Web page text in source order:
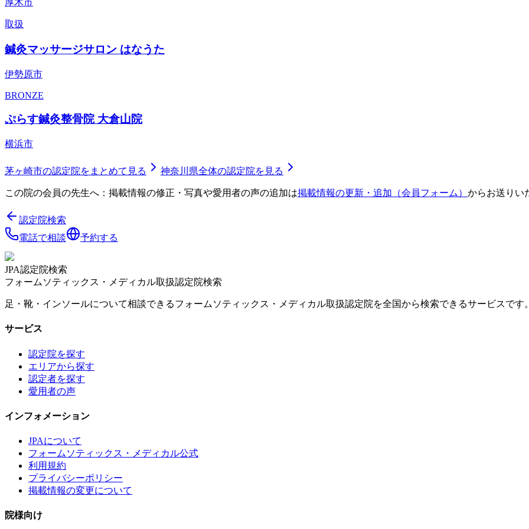
厚木市
取扱
鍼灸マッサージサロン はなうた
伊勢原市
BRONZE
ぷらす鍼灸整骨院 大倉山院
横浜市
茅ヶ崎市の認定院をまとめて見る 神奈川県全体の認定院を見る
この院の会員の先生へ：掲載情報の修正・写真や愛用者の声の追加は掲載情報の更新・追加（会員フォーム） からお送りい
認定院検索
電話で相談
予約する
JPA認定院検索
フォームソティックス・メディカル取扱認定院検索
足・靴・インソールについて相談できるフォームソティックス・メディカル取扱認定院を全国から検索できるサービスです。
サービス
認定院を探す
エリアから探す
認定者を探す
愛用者の声
インフォメーション
JPAについて
フォームソティックス・メディカル公式
利用規約
プライバシーポリシー
掲載情報の変更について
院様向け